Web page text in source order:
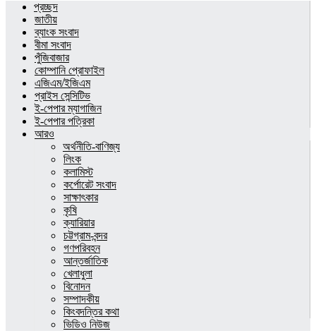
প্রচ্ছদ
জাতীয়
ব্যাংক সংবাদ
বীমা সংবাদ
পুঁজিবাজার
কোম্পানি প্রোফাইল
এজিএম/ইজিএম
প্রাইস সেন্সিটিভ
ই-পেপার ম্যাগাজিন
ই-পেপার পত্রিকা
আরও
অর্থনীতি-বাণিজ্য
লিংক
কলামিস্ট
কর্পোরেট সংবাদ
সাক্ষাৎকার
কৃষি
ক্যারিয়ার
চট্টগ্রাম-বন্দর
গণপরিবহন
আন্তর্জাতিক
খেলাধুলা
বিনোদন
সম্পাদকীয়
কিংবদন্তির কথা
ভিডিও নিউজ